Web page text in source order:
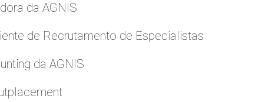
da AGNIS
de Recrutamento de Especialistas
da AGNIS